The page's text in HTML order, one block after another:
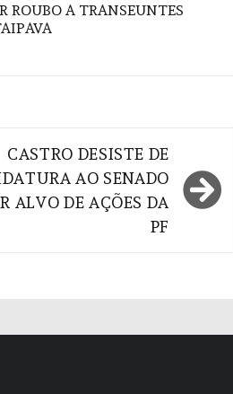
ROUBO A TRANSEUNTES
CASTRO DESISTE DE
AO SENADO
ALVO DE AÇÕES DA
PF